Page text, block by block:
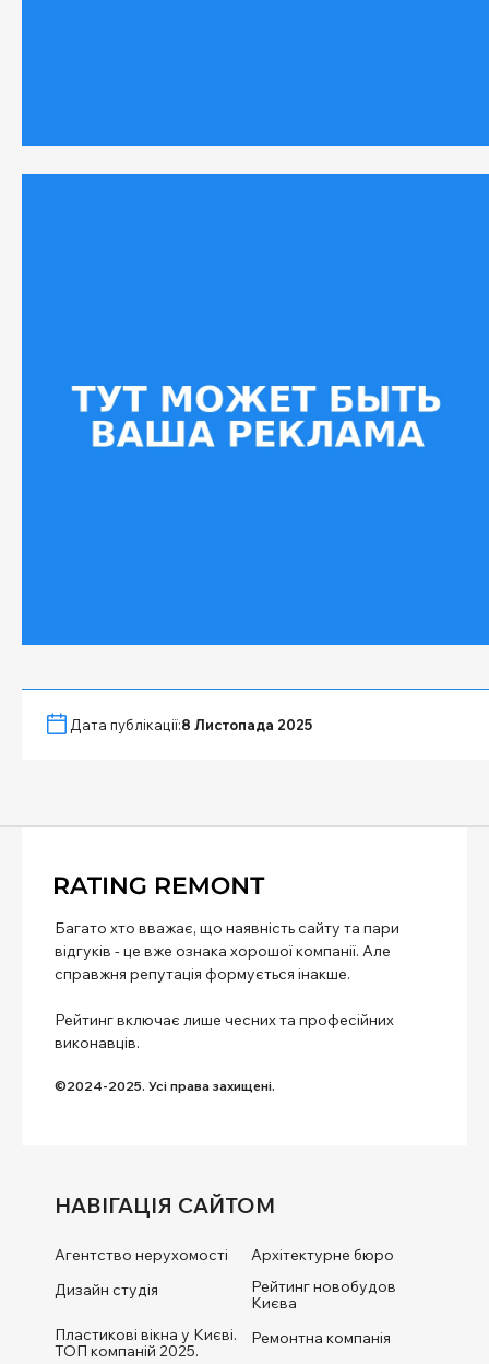
Дата публікації:8 Листопада 2025
Багато хто вважає, що наявність сайту та пари
відгуків - це вже ознака хорошої компанії. Але
справжня репутація формується інакше.
Рейтинг включає лише чесних та професійних
виконавців.
©2024-2025. Усі права захищені.
НАВІГАЦІЯ САЙТОМ
Агентство нерухомості
Архітектурне бюро
Дизайн студія
Рейтинг новобудов
Києва
Пластикові вікна у Києві.
ТОП компаній 2025.
Ремонтна компанія